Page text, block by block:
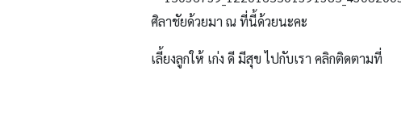
ศิลาชัยด้วยมา ณ ที่นี้ด้วยนะคะ
เลี้ยงลูกให้ เก่ง ดี มีสุข ไปกับเรา คลิกติดตามที่